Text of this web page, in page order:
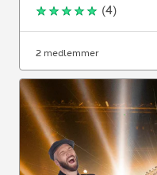
(4)
2 medlemmer